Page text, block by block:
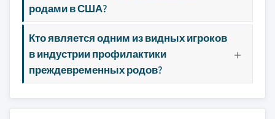
родами в США?
Кто является одним из видных игроков
в индустрии профилактики
преждевременных родов?